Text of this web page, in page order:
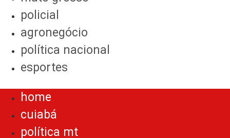
policial
agronegócio
política nacional
esportes
home
cuiabá
política mt